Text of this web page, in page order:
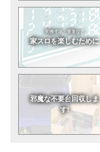
実機寸法・重量など
家スロを楽しむために
邪魔な不要台回収しま
す!